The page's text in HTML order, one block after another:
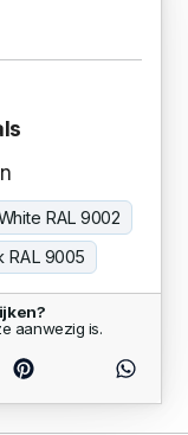
RAL 9002
RAL 9005
aanwezig is.